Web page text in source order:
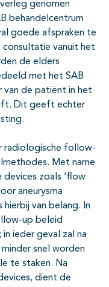
genomen
behandelcentrum
goede afspraken te
consultatie vanuit het
de elders
met het SAB
van de patiënt in het
Dit geeft echter
radiologische follow-
Met name
devices zoals ‘flow
aneurysma
hierbij van belang. In
up beleid
ieder geval zal na
snel worden
te staken. Na
dient de